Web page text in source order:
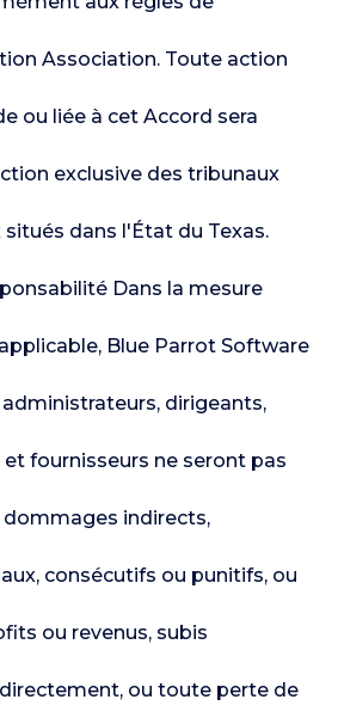
Association. Toute action
ou liée à cet Accord sera
exclusive des tribunaux
dans l'État du Texas.
Dans la mesure
Blue Parrot Software
administrateurs, dirigeants,
fournisseurs ne seront pas
indirects,
consécutifs ou punitifs, ou
ou revenus, subis
ou toute perte de